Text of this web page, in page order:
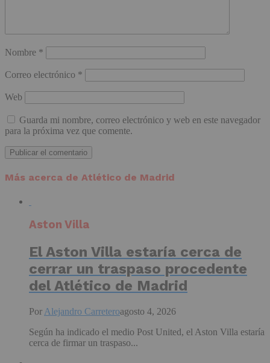
Nombre *
Correo electrónico *
Web
Guarda mi nombre, correo electrónico y web en este navegador
para la próxima vez que comente.
Más acerca de Atlético de Madrid
Aston Villa
El Aston Villa estaría cerca de
cerrar un traspaso procedente
del Atlético de Madrid
Por Alejandro Carreteroagosto 4, 2026
Según ha indicado el medio Post United, el Aston Villa estaría
cerca de firmar un traspaso...